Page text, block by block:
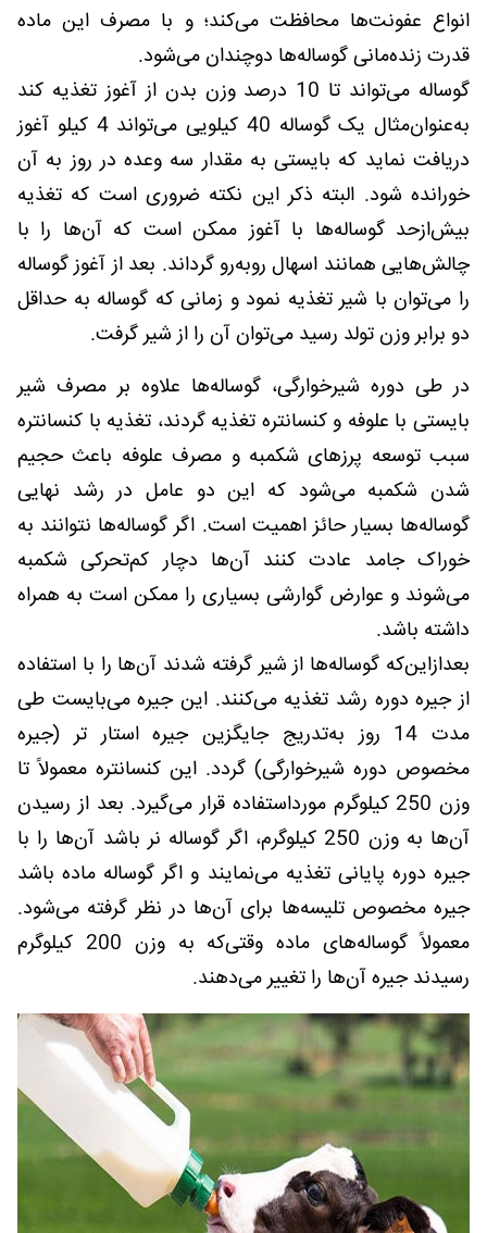
انواع عفونت‌ها محافظت می‌کند؛ و با مصرف این ماده
قدرت زنده‌مانی گوساله‌ها دوچندان می‌شود.
گوساله می‌تواند تا 10 درصد وزن بدن از آغوز تغذیه کند
به‌عنوان‌مثال یک گوساله 40 کیلویی می‌تواند 4 کیلو آغوز
دریافت نماید که بایستی به مقدار سه وعده در روز به آن
خورانده شود. البته ذکر این نکته ضروری است که تغذیه
بیش‌ازحد گوساله‌ها با آغوز ممکن است که آن‌ها را با
چالش‌هایی همانند اسهال روبه‌رو گرداند. بعد از آغوز گوساله
را می‌توان با شیر تغذیه نمود و زمانی که گوساله به حداقل
دو برابر وزن تولد رسید می‌توان آن را از شیر گرفت.
در طی دوره شیرخوارگی، گوساله‌ها علاوه بر مصرف شیر
بایستی با علوفه و کنسانتره تغذیه گردند، تغذیه با کنسانتره
سبب توسعه پرزهای شکمبه و مصرف علوفه باعث حجیم
شدن شکمبه می‌شود که این دو عامل در رشد نهایی
گوساله‌ها بسیار حائز اهمیت است. اگر گوساله‌ها نتوانند به
خوراک جامد عادت کنند آن‌ها دچار کم‌تحرکی شکمبه
می‌شوند و عوارض گوارشی بسیاری را ممکن است به همراه
داشته باشد.
بعدازاین‌که گوساله‌ها از شیر گرفته شدند آن‌ها را با استفاده
از جیره دوره رشد تغذیه می‌کنند. این جیره می‌بایست طی
مدت 14 روز به‌تدریج جایگزین جیره استار تر (جیره
مخصوص دوره شیرخوارگی) گردد. این کنسانتره معمولاً تا
وزن 250 کیلوگرم مورداستفاده قرار می‌گیرد. بعد از رسیدن
آن‌ها به وزن 250 کیلوگرم، اگر گوساله نر باشد آن‌ها را با
جیره دوره پایانی تغذیه می‌نمایند و اگر گوساله ماده باشد
جیره مخصوص تلیسه‌ها برای آن‌ها در نظر گرفته می‌شود.
معمولاً گوساله‌های ماده وقتی‌که به وزن 200 کیلوگرم
رسیدند جیره آن‌ها را تغییر می‌دهند.